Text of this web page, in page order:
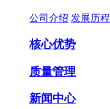
公司介绍 发展历程
核心优势
质量管理
新闻中心